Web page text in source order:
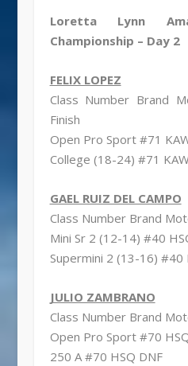
Loretta Lynn
Championship – Day 2
FELIX LOPEZ
Class Number Brand
Finish
Open Pro Sport #71
College (18-24) #71
GAEL RUIZ DEL CAMPO
Class Number Brand
Mini Sr 2 (12-14) #40
Supermini 2 (13-16) #40
JULIO ZAMBRANO
Class Number Brand
Open Pro Sport #70
250 A #70 HSQ DNF